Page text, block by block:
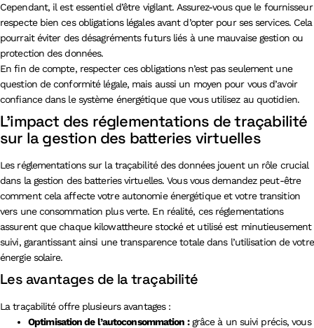
Cependant, il est essentiel d’être vigilant. Assurez-vous que le fournisseur
respecte bien ces obligations légales avant d’opter pour ses services. Cela
pourrait éviter des désagréments futurs liés à une mauvaise gestion ou
protection des données.
En fin de compte, respecter ces obligations n’est pas seulement une
question de conformité légale, mais aussi un moyen pour vous d’avoir
confiance dans le système énergétique que vous utilisez au quotidien.
L’impact des réglementations de traçabilité
sur la gestion des batteries virtuelles
Les réglementations sur la traçabilité des données jouent un rôle crucial
dans la gestion des batteries virtuelles. Vous vous demandez peut-être
comment cela affecte votre autonomie énergétique et votre transition
vers une consommation plus verte. En réalité, ces réglementations
assurent que chaque kilowattheure stocké et utilisé est minutieusement
suivi, garantissant ainsi une transparence totale dans l’utilisation de votre
énergie solaire.
Les avantages de la traçabilité
La traçabilité offre plusieurs avantages :
Optimisation de l’autoconsommation :grâce à un suivi précis, vous